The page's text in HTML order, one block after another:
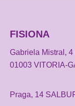
FISIONA
Gabriela Mistral,
01003 VITORIA-
Praga, 14